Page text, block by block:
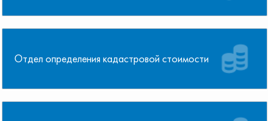
Отдел определения кадастровой стоимости